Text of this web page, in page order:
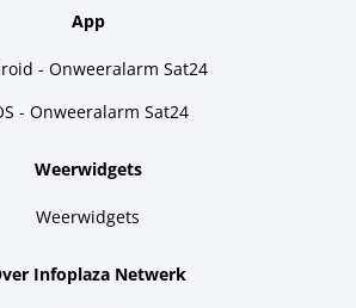
App
- Onweeralarm Sat24
- Onweeralarm Sat24
Weerwidgets
Weerwidgets
Infoplaza Netwerk